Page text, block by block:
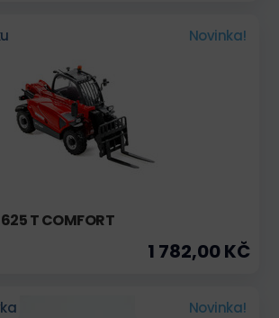
Novinka!
T COMFORT
1 782,00 KČ
Novinka!